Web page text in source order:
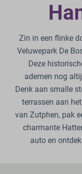
Zin in een flinke
Veluwepark De
Deze
ademen nog
Denk aan smalle
terrassen aan
van Zutphen, pak
charmante
auto en